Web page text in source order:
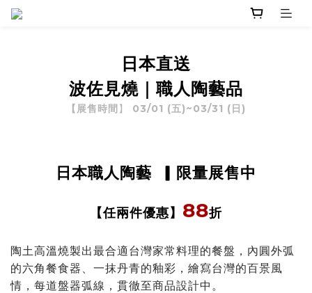
日本直送
波佐見燒｜職人陶藝品
【展售時間 】 03/01 (五)~03/31 (日)
日本職人陶藝 ▎限量展售中
【任兩件優惠 】 88折
陶土高溫燒製出最合適台灣家常料理的餐盤， 內圓外弧
的六角餐食器、 一抹丹青的釉彩，繪寫台灣的百景風
情，每道盤器弧線， 貫徹至商品設計中。